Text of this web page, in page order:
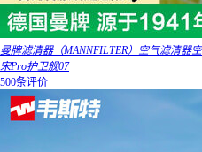
曼牌滤清器（MANNFILTER）空气滤清器
宋Pro护卫舰07
500条评价